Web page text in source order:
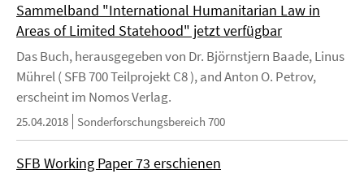
Sammelband "International Humanitarian Law in
Areas of Limited Statehood" jetzt verfügbar
Das Buch, herausgegeben von Dr. Björnstjern Baade, Linus
Mührel ( SFB 700 Teilprojekt C8 ), and Anton O. Petrov,
erscheint im Nomos Verlag.
25.04.2018 Sonderforschungsbereich 700
SFB Working Paper 73 erschienen